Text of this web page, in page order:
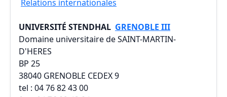
Relations internationales
UNIVERSITÉ STENDHAL GRENOBLE III
Domaine universitaire de SAINT-MARTIN-
D'HERES
BP 25
38040 GRENOBLE CEDEX 9
tel : 04 76 82 43 00